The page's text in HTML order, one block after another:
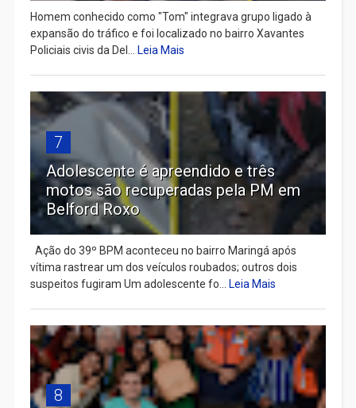
Homem conhecido como "Tom" integrava grupo ligado à
expansão do tráfico e foi localizado no bairro Xavantes
Policiais civis da Del...
Leia Mais
7
Adolescente é apreendido e três
motos são recuperadas pela PM em
Belford Roxo
Ação do 39º BPM aconteceu no bairro Maringá após
vítima rastrear um dos veículos roubados; outros dois
suspeitos fugiram Um adolescente fo...
Leia Mais
8